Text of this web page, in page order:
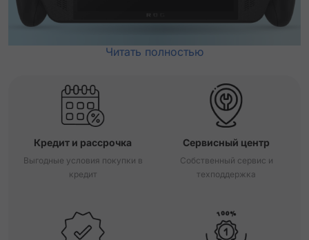
Читать полностью
Кредит и рассрочка
Выгодные условия покупки в
кредит
Сервисный центр
Собственный сервис и
техподдержка